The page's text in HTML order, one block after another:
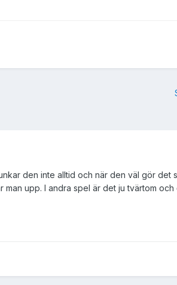
den inte alltid och när den väl gör det
upp. I andra spel är det ju tvärtom